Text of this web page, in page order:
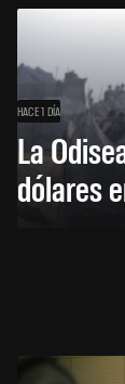
HACE 1 DÍA
La
dólares